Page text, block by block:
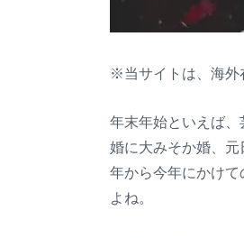
※当サイトは、海外
年末年始といえば
婚に大みそか婚、
年から今年にかけ
よね。